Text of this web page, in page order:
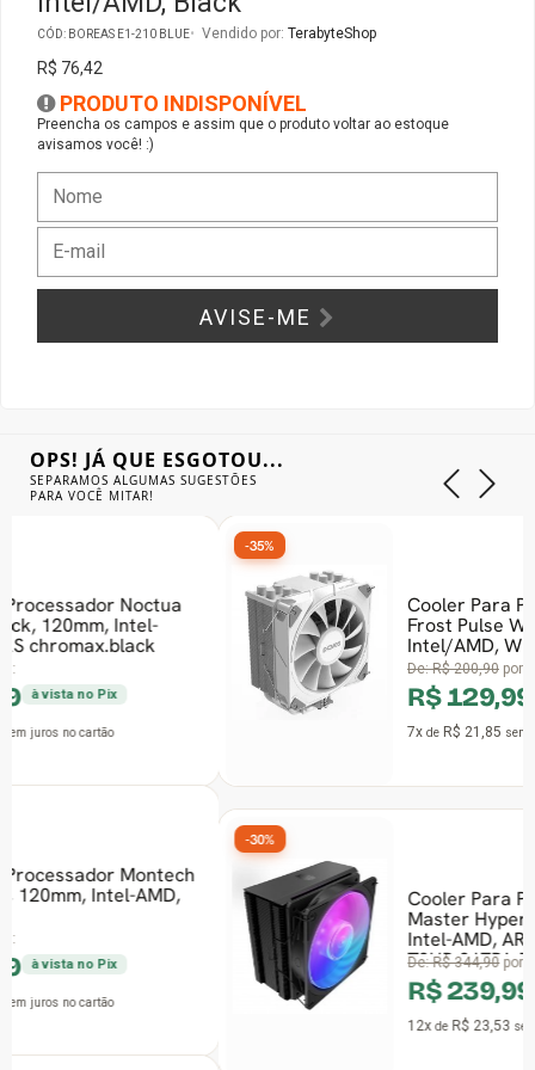
CÓD: BOREAS E1-210 BLUE Vendido por: TerabyteShop
R$ 76,42
PRODUTO INDISPONÍVEL
Preencha os campos e assim que o produto voltar ao estoque
avisamos você! :)
AVISE-ME
OPS! JÁ QUE ESGOTOU...
SEPARAMOS ALGUMAS SUGESTÕES
PARA VOCÊ MITAR!
Cooler Para Processador PCYES
Frost Pulse White Ghost, 120mm,
Intel/AMD, White, PEFPWG
R$ 200,90por:
R$ 129,99 à vista no Pix
Cooler Para Processador Cooler
Master Hyper 212 3DHP, 120mm,
Intel-AMD, ARGB, Preto, MAY-
T2HP-217PA-R1
R$ 344,90 por:
R$ 239,99 à vista no Pix
R$ 23,53sem juros no cartão
Gabinete Liketec
Ver Todos
Fonte Thermaltake
Fontes Diversas
Ver Todos